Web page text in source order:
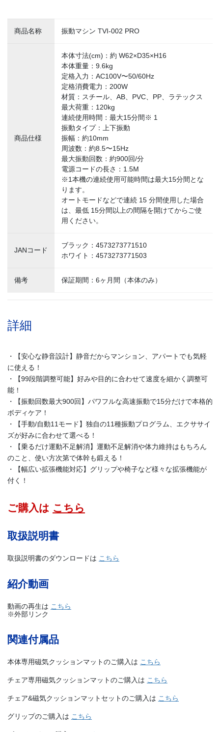
商品名称 振動マシン TVI-002 PRO
商品仕様
本体寸法(cm)：約 W62×D35×H16
本体重量：9.6kg
定格入力：AC100V〜50/60Hz
定格消費電力：200W
材質：スチール、AB、PVC、PP、ラテックス
最大荷重：120kg
連続使用時間：最大15分間※ 1
振動タイプ：上下振動
振幅：約10mm
周波数：約8.5〜15Hz
最大振動回数：約900回/分
電源コードの長さ：1.5M
※1本機の連続使用可能時間は最大15分間とな
ります。
オートモードなどで連続 15 分間使用した場合
は、最低 15分間以上の間隔を開けてからご使
用ください。
JANコード
ブラック：4573273771510
ホワイト：4573273771503
備考 保証期間：6ヶ月間（本体のみ）
詳細
・【安心な静音設計】静音だからマンション、アパートでも気軽
に使える！
・【99段階調整可能】好みや目的に合わせて速度を細かく調整可
能！
・【振動回数最大900回】パワフルな高速振動で15分だけで本格的
ボディケア！
・【手動/自動11モード】独自の11種振動プログラム、エクササイ
ズが好みに合わせて選べる！
・【乗るだけ運動不足解消】運動不足解消や体力維持はもちろん
のこと、使い方次第で体幹も鍛える！
・【幅広い拡張機能対応】グリップや椅子など様々な拡張機能が
付く！
ご購入は こちら
取扱説明書
取扱説明書のダウンロードは こちら
紹介動画
動画の再生は こちら
※外部リンク
関連付属品
本体専用磁気クッションマットのご購入は こちら
チェア専用磁気クッションマットのご購入は こちら
チェア&磁気クッションマットセットのご購入は こちら
グリップのご購入は こちら